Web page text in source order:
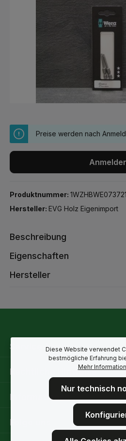
Preise werden nach
Produktnummer: 1WZHBWE073721
Hersteller: EVG Holz Eigenimport
Beschreibung
Eigenschaften
Hersteller
Service-Hotline
Rechtliche Hinweise
Informationen
Folge uns
Diese Website verwendet
bestmögliche Erfahrung
Mehr
Nur technisch